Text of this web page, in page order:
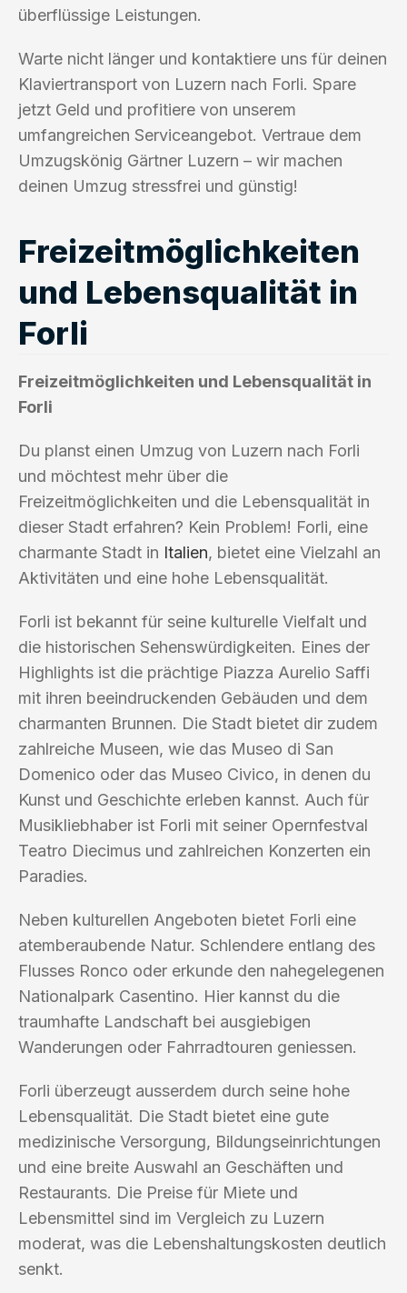
überflüssige Leistungen.
Warte nicht länger und kontaktiere uns für deinen
Klaviertransport von Luzern nach Forli. Spare
jetzt Geld und profitiere von unserem
umfangreichen Serviceangebot. Vertraue dem
Umzugskönig Gärtner Luzern – wir machen
deinen Umzug stressfrei und günstig!
Freizeitmöglichkeiten
und Lebensqualität in
Forli
Freizeitmöglichkeiten und Lebensqualität in
Forli
Du planst einen Umzug von Luzern nach Forli
und möchtest mehr über die
Freizeitmöglichkeiten und die Lebensqualität in
dieser Stadt erfahren? Kein Problem! Forli, eine
charmante Stadt in Italien, bietet eine Vielzahl an
Aktivitäten und eine hohe Lebensqualität.
Forli ist bekannt für seine kulturelle Vielfalt und
die historischen Sehenswürdigkeiten. Eines der
Highlights ist die prächtige Piazza Aurelio Saffi
mit ihren beeindruckenden Gebäuden und dem
charmanten Brunnen. Die Stadt bietet dir zudem
zahlreiche Museen, wie das Museo di San
Domenico oder das Museo Civico, in denen du
Kunst und Geschichte erleben kannst. Auch für
Musikliebhaber ist Forli mit seiner Opernfestval
Teatro Diecimus und zahlreichen Konzerten ein
Paradies.
Neben kulturellen Angeboten bietet Forli eine
atemberaubende Natur. Schlendere entlang des
Flusses Ronco oder erkunde den nahegelegenen
Nationalpark Casentino. Hier kannst du die
traumhafte Landschaft bei ausgiebigen
Wanderungen oder Fahrradtouren geniessen.
Forli überzeugt ausserdem durch seine hohe
Lebensqualität. Die Stadt bietet eine gute
medizinische Versorgung, Bildungseinrichtungen
und eine breite Auswahl an Geschäften und
Restaurants. Die Preise für Miete und
Lebensmittel sind im Vergleich zu Luzern
moderat, was die Lebenshaltungskosten deutlich
senkt.